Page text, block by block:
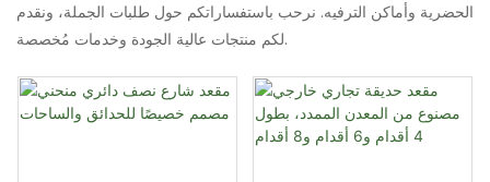
الحضرية وأماكن الترفيه. نرحب باستفساراتكم حول طلبات الجملة، ونقدم
لكم منتجات عالية الجودة وخدمات مُخصصة.